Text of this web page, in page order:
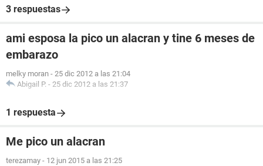
3 respuestas
ami esposa la pico un alacran y tine 6 meses de
embarazo
melky moran - 25 dic 2012 a las 21:04
Abigail P. - 25 dic 2012 a las 21:37
1 respuesta
Me pico un alacran
terezamay - 12 jun 2015 a las 21:25